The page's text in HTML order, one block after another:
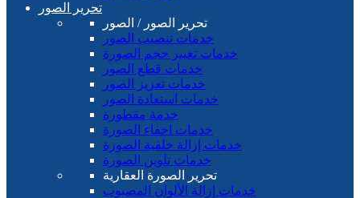
تحرير الصور
تحرير الصور / الصور
خدمات تنصيب الصور
خدمات تغيير حجم الصورة
خدمات قطع الصور
خدمات تعزيز الصور
خدمات استعادة الصور
خدمة مقطورة
خدمات اخفاء الصورة
خدمات إزالة خلفية الصورة
خدمات تلوين الصورة
تحرير الصورة العقارية
خدمات إزالة الألوان المصبوب